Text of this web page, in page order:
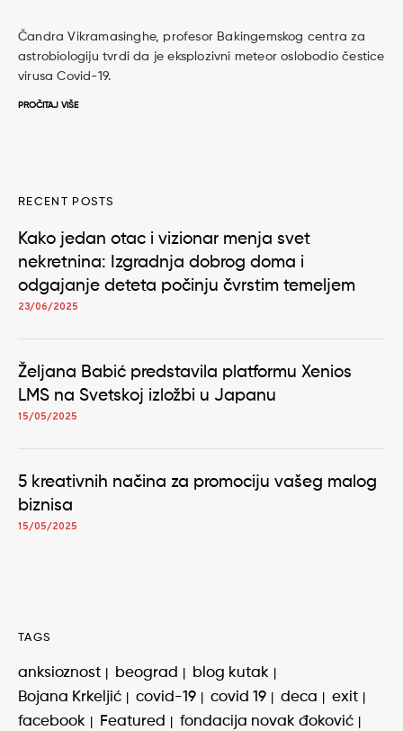
Čandra Vikramasinghe, profesor Bakingemskog centra za
astrobiologiju tvrdi da je eksplozivni meteor oslobodio čestice
virusa Covid-19.
PROČITAJ VIŠE
RECENT POSTS
Kako jedan otac i vizionar menja svet
nekretnina: Izgradnja dobrog doma i
odgajanje deteta počinju čvrstim temeljem
23/06/2025
Željana Babić predstavila platformu Xenios
LMS na Svetskoj izložbi u Japanu
15/05/2025
5 kreativnih načina za promociju vašeg malog
biznisa
15/05/2025
TAGS
anksioznost beograd
blog kutak
Bojana Krkeljić
covid-19 covid 19 deca
exit
facebook
Featured
fondacija novak đoković